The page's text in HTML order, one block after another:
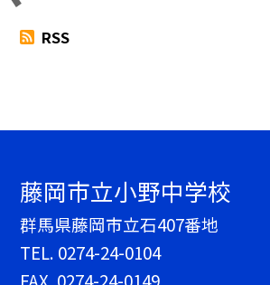
RSS
藤岡市立小野中学校
群馬県藤岡市立石407番地
TEL. 0274-24-0104